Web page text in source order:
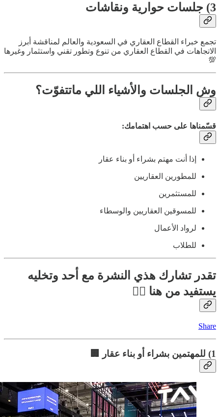
3) جلسات حوارية ونقاشات
تجمع خبراء القطاع العقاري في السعودية والعالم لمناقشة أبرز
الاتجاهات في القطاع العقاري من تنوع وتطور تقني واستثمار وغيرها
💯
وش الجلسات والأشياء اللي ماتتفوّت؟
قسّمناها على حسب اهتمامك:
إذا أنت مهتم بشراء أو بناء عقار
للمطورين العقاريين
للمستثمرين
للمسوقين العقاريين والوسطاء
لرواد الأعمال
للطلاب
تقدر تشارك هذي النشرة مع أحد وتخليه
يستفيد من هنا 👇🏼
Share
1) للمهتمين بشراء أو بناء عقار 🏢